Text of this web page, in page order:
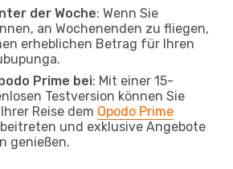
der Woche: Wenn Sie
an Wochenenden zu fliegen,
erheblichen Betrag für Ihren
Prime bei: Mit einer 15-
Testversion können Sie
Reise dem Opodo Prime
und exklusive Angebote
genießen.